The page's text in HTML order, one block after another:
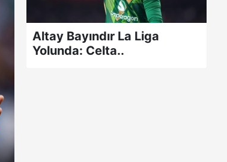
Altay Bayındır La Liga
Yolunda: Celta..